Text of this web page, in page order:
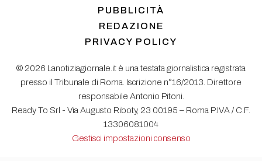
PUBBLICITÀ
REDAZIONE
PRIVACY POLICY
© 2026 Lanotiziagiornale.it è una testata giornalistica registrata
presso il Tribunale di Roma. Iscrizione n°16/2013. Direttore
responsabile Antonio Pitoni.
Ready To Srl - Via Augusto Riboty, 23 00195 – Roma P.IVA / C.F.
13306081004
Gestisci impostazioni consenso